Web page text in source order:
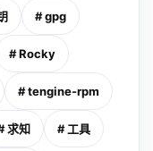
# gpg
# Rocky
# tengine-rpm
求知 # 工具